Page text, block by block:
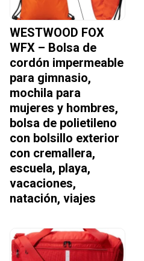
WESTWOOD FOX
WFX – Bolsa de
cordón impermeable
para gimnasio,
mochila para
mujeres y hombres,
bolsa de polietileno
con bolsillo exterior
con cremallera,
escuela, playa,
vacaciones,
natación, viajes